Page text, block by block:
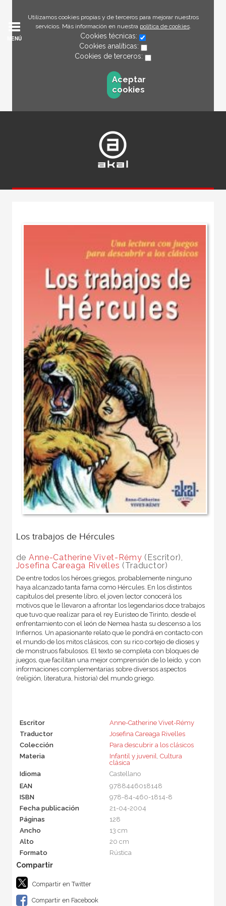
Utilizamos cookies propias y de terceros para mejorar nuestros
servicios. Más información en nuestra política de cookies.
Cookies técnicas:
Cookies analíticas:
Cookies de terceros:
Aceptar
cookies
MENÚ
Los trabajos de Hércules
de Anne-Catherine Vivet-Rémy (Escritor),
Josefina Careaga Rivelles (Traductor)
De entre todos los héroes griegos, probablemente ninguno
haya alcanzado tanta fama como Hércules. En los distintos
capítulos del presente libro, el joven lector conocerá los
motivos que le llevaron a afrontar los legendarios doce trabajos
que tuvo que realizar para el rey Euristeo de Tirinto, desde el
enfrentamiento con el león de Nemea hasta su descenso a los
Infiernos. Un apasionante relato que le pondrá en contacto con
el mundo de los mitos clásicos, con su rico cortejo de dioses y
de monstruos fabulosos. El texto se completa con bloques de
juegos, que facilitan una mejor comprensión de lo leído, y con
informaciones complementarias sobre diversos aspectos
(religión, literatura, historia) del mundo griego.
Escritor
Anne-Catherine Vivet-Rémy
Traductor
Josefina Careaga Rivelles
Colección
Para descubrir a los clásicos
Materia
Infantil y juvenil, Cultura
clásica
Idioma
Castellano
EAN
9788446018148
ISBN
978-84-460-1814-8
Fecha publicación
21-04-2004
Páginas
128
Ancho
13 cm
Alto
20 cm
Formato
Rústica
Compartir en Twitter
Compartir en Facebook